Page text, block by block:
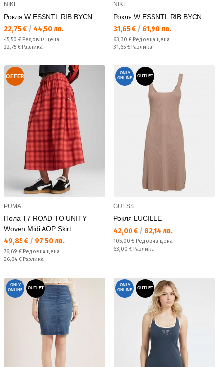
NIKE
Рокля W ESSNTL RIB BYCN
Текуща цена:
22,75 € / 44,50 лв.
Редовна цена:
45,50 € Редовна цена
Спестявате:
22,75 € Разлика
NIKE
Рокля W ESSNTL RIB BYCN
Текуща цена:
31,65 € / 61,90 лв.
Редовна цена:
63,30 € Редовна цена
Спестявате:
31,65 € Разлика
OFFER
PUMA
Пола T7 ROAD TO UNITY
Woven Midi AOP Skirt
Текуща цена:
49,85 € / 97,50 лв.
Редовна цена:
76,69 € Редовна цена
Спестявате:
26,84 € Разлика
ONLY
ONLINE
OUTLET
GUESS
Рокля LUCILLE
Текуща цена:
42,00 € / 82,14 лв.
Редовна цена:
105,00 € Редовна цена
Спестявате:
63,00 € Разлика
ONLY
ONLINE
OUTLET
ONLY
ONLINE
OUTLET